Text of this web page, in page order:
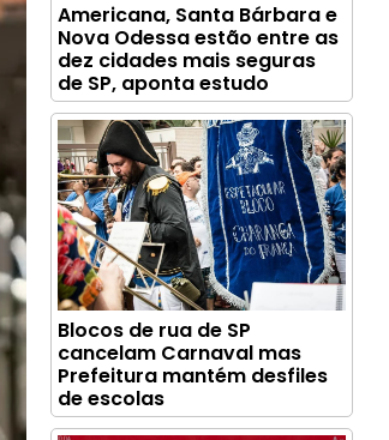
Americana, Santa Bárbara e
Nova Odessa estão entre as
dez cidades mais seguras
de SP, aponta estudo
Blocos de rua de SP
cancelam Carnaval mas
Prefeitura mantém desfiles
de escolas